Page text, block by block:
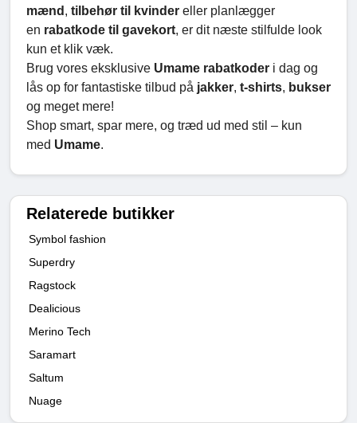
mænd , tilbehør til kvinder eller planlægger
en rabatkode til gavekort, er dit næste stilfulde look
kun et klik væk.
Brug vores eksklusive Umame rabatkoder i dag og
lås op for fantastiske tilbud på jakker, t-shirts, bukser
og meget mere!
Shop smart, spar mere, og træd ud med stil – kun
med Umame.
Relaterede butikker
Symbol fashion
Superdry
Ragstock
Dealicious
Merino Tech
Saramart
Saltum
Nuage